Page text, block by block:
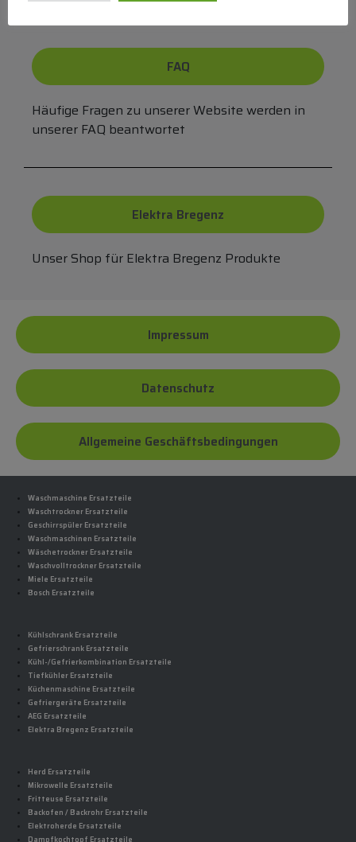
FAQ
Häufige Fragen zu unserer Website werden in
unserer FAQ beantwortet
Elektra Bregenz
Unser Shop für Elektra Bregenz Produkte
Impressum
Datenschutz
Allgemeine Geschäftsbedingungen
Waschmaschine Ersatzteile
Waschtrockner Ersatzteile
Geschirrspüler Ersatzteile
Waschmaschinen Ersatzteile
Wäschetrockner Ersatzteile
Waschvolltrockner Ersatzteile
Miele Ersatzteile
Bosch Ersatzteile
Kühlschrank Ersatzteile
Gefrierschrank Ersatzteile
Kühl-/Gefrierkombination Ersatzteile
Tiefkühler Ersatzteile
Küchenmaschine Ersatzteile
Gefriergeräte Ersatzteile
AEG Ersatzteile
Elektra Bregenz Ersatzteile
Herd Ersatzteile
Mikrowelle Ersatzteile
Fritteuse Ersatzteile
Backofen / Backrohr Ersatzteile
Elektroherde Ersatzteile
Dampfkochtopf Ersatzteile